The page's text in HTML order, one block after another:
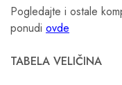
Pogledajte i ostale
ponudi ovde
TABELA VELIČINA